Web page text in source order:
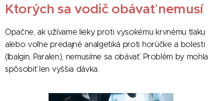
Ktorých sa vodič obávať nemusí
Opačne, ak užívame lieky proti vysokému krvnému tlaku
alebo voľne predajné analgetiká proti horúčke a bolesti
(Ibalgin, Paralen), nemusíme sa obávať. Problém by mohla
spôsobiť len vyššia dávka.